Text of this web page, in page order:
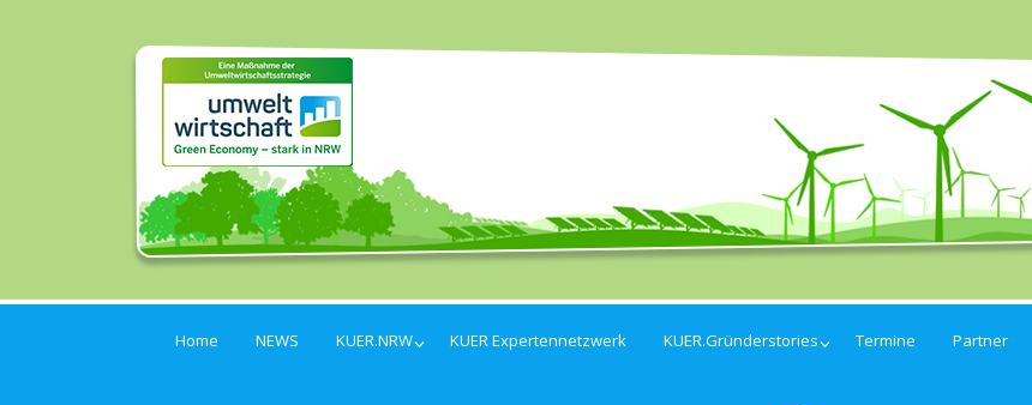
Home NEWS KUER.NRW KUER Expertennetzwerk KUER.Gründerstories Termine Partner